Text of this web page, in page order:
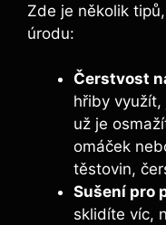
Zde je několik
úrodu:
Čerstvost
hřiby
už je
omáček
těstovin,
Sušení pro
sklidíte víc,